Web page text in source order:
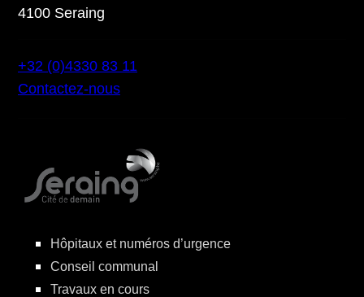
4100 Seraing
+32 (0)4330 83 11
Contactez-nous
Hôpitaux et numéros d’urgence
Conseil communal
Travaux en cours